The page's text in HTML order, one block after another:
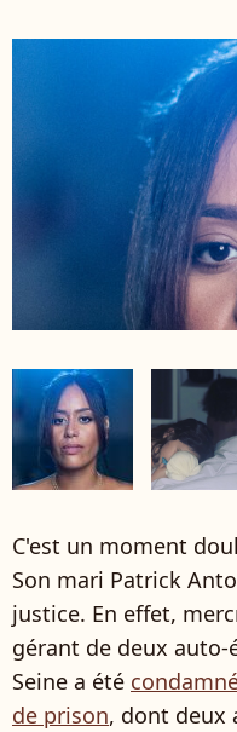
C'est un moment
Son mari Patrick
justice. En effet,
gérant de deux auto-
Seine a été
de prison, dont deux